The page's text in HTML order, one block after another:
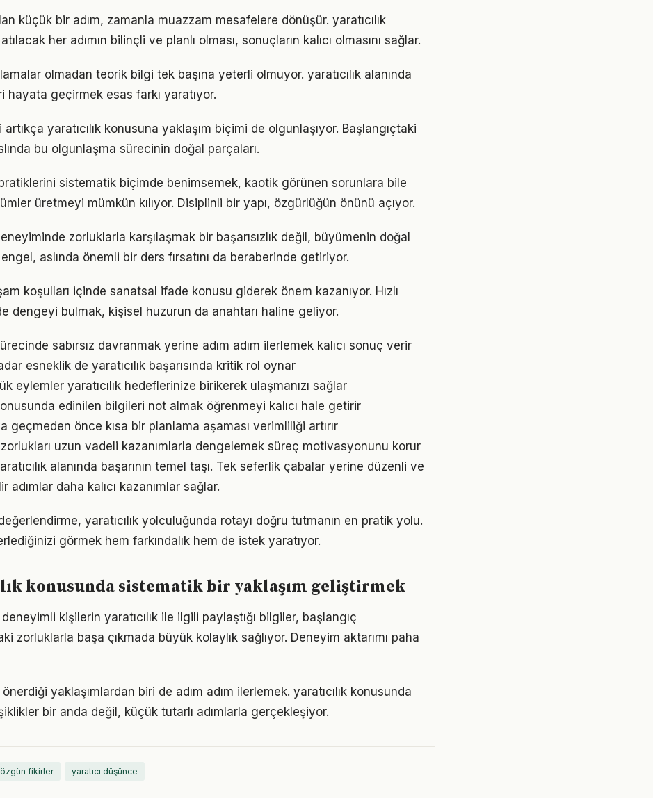
küçük bir adım, zamanla muazzam mesafelere dönüşür. yaratıcılık
her adımın bilinçli ve planlı olması, sonuçların kalıcı olmasını sağlar.
olmadan teorik bilgi tek başına yeterli olmuyor. yaratıcılık alanında
hayata geçirmek esas farkı yaratıyor.
artıkça yaratıcılık konusuna yaklaşım biçimi de olgunlaşıyor. Başlangıçtaki
bu olgunlaşma sürecinin doğal parçaları.
sistematik biçimde benimsemek, kaotik görünen sorunlara bile
üretmeyi mümkün kılıyor. Disiplinli bir yapı, özgürlüğün önünü açıyor.
zorluklarla karşılaşmak bir başarısızlık değil, büyümenin doğal
aslında önemli bir ders fırsatını da beraberinde getiriyor.
koşulları içinde sanatsal ifade konusu giderek önem kazanıyor. Hızlı
dengeyi bulmak, kişisel huzurun da anahtarı haline geliyor.
sabırsız davranmak yerine adım adım ilerlemek kalıcı sonuç verir
esneklik de yaratıcılık başarısında kritik rol oynar
eylemler yaratıcılık hedeflerinize birikerek ulaşmanızı sağlar
edinilen bilgileri not almak öğrenmeyi kalıcı hale getirir
geçmeden önce kısa bir planlama aşaması verimliliği artırır
zorlukları uzun vadeli kazanımlarla dengelemek süreç motivasyonunu korur
alanında başarının temel taşı. Tek seferlik çabalar yerine düzenli ve
adımlar daha kalıcı kazanımlar sağlar.
yaratıcılık yolculuğunda rotayı doğru tutmanın en pratik yolu.
görmek hem farkındalık hem de istek yaratıyor.
konusunda sistematik bir yaklaşım geliştirmek
kişilerin yaratıcılık ile ilgili paylaştığı bilgiler, başlangıç
zorluklarla başa çıkmada büyük kolaylık sağlıyor. Deneyim aktarımı paha
önerdiği yaklaşımlardan biri de adım adım ilerlemek. yaratıcılık konusunda
bir anda değil, küçük tutarlı adımlarla gerçekleşiyor.
özgün fikirler yaratıcı düşünce